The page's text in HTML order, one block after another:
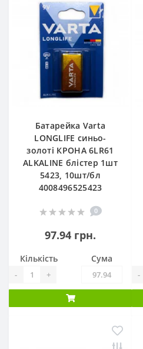
Батарейка Varta
LONGLIFE синьо-
золоті КРОНА 6LR61
ALKALINE блістер 1шт
5423, 10шт/бл
4008496525423
0
97.94 грн.
Кількість
- +
Сума
-